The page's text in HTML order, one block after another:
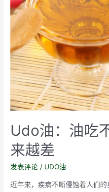
Udo油：油吃
来越差
发表评论 / UDO油
近年来，疾病不断侵蚀着人们